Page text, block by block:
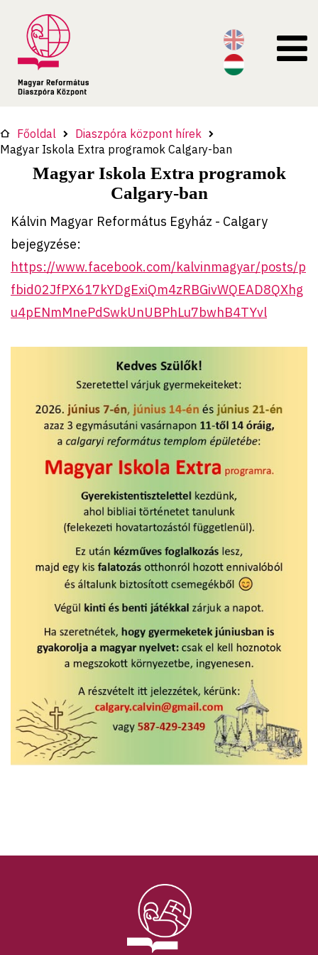
Főoldal
Diaszpóra központ hírek
Magyar Iskola Extra programok Calgary-ban
Magyar Iskola Extra programok
Calgary-ban
Kálvin Magyar Református Egyház - Calgary
bejegyzése:
https://www.facebook.com/kalvinmagyar/posts/p
fbid02JfPX617kYDgExiQm4zRBGivWQEAD8QXhg
u4pENmMnePdSwkUnUBPhLu7bwhB4TYvl